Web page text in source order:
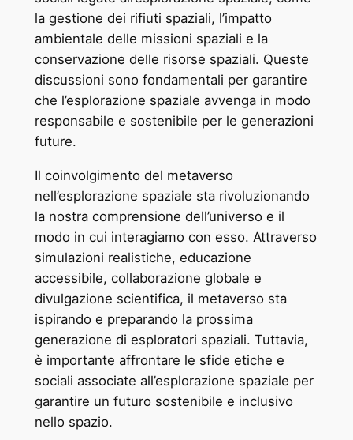
la gestione dei rifiuti spaziali, l’impatto
ambientale delle missioni spaziali e la
conservazione delle risorse spaziali. Queste
discussioni sono fondamentali per garantire
che l’esplorazione spaziale avvenga in modo
responsabile e sostenibile per le generazioni
future.
Il coinvolgimento del metaverso
nell’esplorazione spaziale sta rivoluzionando
la nostra comprensione dell’universo e il
modo in cui interagiamo con esso. Attraverso
simulazioni realistiche, educazione
accessibile, collaborazione globale e
divulgazione scientifica, il metaverso sta
ispirando e preparando la prossima
generazione di esploratori spaziali. Tuttavia,
è importante affrontare le sfide etiche e
sociali associate all’esplorazione spaziale per
garantire un futuro sostenibile e inclusivo
nello spazio.